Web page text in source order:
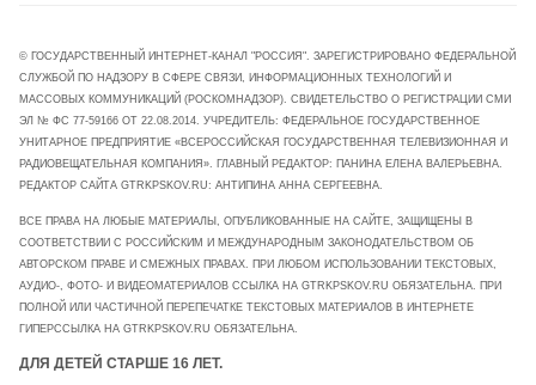
© ГОСУДАРСТВЕННЫЙ ИНТЕРНЕТ-КАНАЛ "РОССИЯ". ЗАРЕГИСТРИРОВАНО ФЕДЕРАЛЬНОЙ
СЛУЖБОЙ ПО НАДЗОРУ В СФЕРЕ СВЯЗИ, ИНФОРМАЦИОННЫХ ТЕХНОЛОГИЙ И
МАССОВЫХ КОММУНИКАЦИЙ (РОСКОМНАДЗОР). СВИДЕТЕЛЬСТВО О РЕГИСТРАЦИИ СМИ
ЭЛ № ФС 77-59166 ОТ 22.08.2014. УЧРЕДИТЕЛЬ: ФЕДЕРАЛЬНОЕ ГОСУДАРСТВЕННОЕ
УНИТАРНОЕ ПРЕДПРИЯТИЕ «ВСЕРОССИЙСКАЯ ГОСУДАРСТВЕННАЯ ТЕЛЕВИЗИОННАЯ И
РАДИОВЕЩАТЕЛЬНАЯ КОМПАНИЯ». ГЛАВНЫЙ РЕДАКТОР: ПАНИНА ЕЛЕНА ВАЛЕРЬЕВНА.
РЕДАКТОР САЙТА GTRKPSKOV.RU: АНТИПИНА АННА СЕРГЕЕВНА.
ВСЕ ПРАВА НА ЛЮБЫЕ МАТЕРИАЛЫ, ОПУБЛИКОВАННЫЕ НА САЙТЕ, ЗАЩИЩЕНЫ В
СООТВЕТСТВИИ С РОССИЙСКИМ И МЕЖДУНАРОДНЫМ ЗАКОНОДАТЕЛЬСТВОМ ОБ
АВТОРСКОМ ПРАВЕ И СМЕЖНЫХ ПРАВАХ. ПРИ ЛЮБОМ ИСПОЛЬЗОВАНИИ ТЕКСТОВЫХ,
АУДИО-, ФОТО- И ВИДЕОМАТЕРИАЛОВ ССЫЛКА НА GTRKPSKOV.RU ОБЯЗАТЕЛЬНА. ПРИ
ПОЛНОЙ ИЛИ ЧАСТИЧНОЙ ПЕРЕПЕЧАТКЕ ТЕКСТОВЫХ МАТЕРИАЛОВ В ИНТЕРНЕТЕ
ГИПЕРССЫЛКА НА GTRKPSKOV.RU ОБЯЗАТЕЛЬНА.
ДЛЯ ДЕТЕЙ СТАРШЕ 16 ЛЕТ.